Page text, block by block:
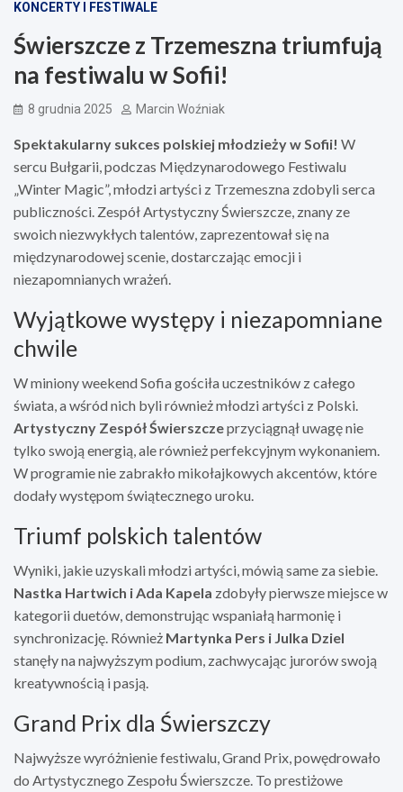
KONCERTY I FESTIWALE
Świerszcze z Trzemeszna triumfują
na festiwalu w Sofii!
8 grudnia 2025 Marcin Woźniak
Spektakularny sukces polskiej młodzieży w Sofii! W
sercu Bułgarii, podczas Międzynarodowego Festiwalu
„Winter Magic”, młodzi artyści z Trzemeszna zdobyli serca
publiczności. Zespół Artystyczny Świerszcze, znany ze
swoich niezwykłych talentów, zaprezentował się na
międzynarodowej scenie, dostarczając emocji i
niezapomnianych wrażeń.
Wyjątkowe występy i niezapomniane
chwile
W miniony weekend Sofia gościła uczestników z całego
świata, a wśród nich byli również młodzi artyści z Polski.
Artystyczny Zespół Świerszczeprzyciągnął uwagę nie
tylko swoją energią, ale również perfekcyjnym wykonaniem.
W programie nie zabrakło mikołajkowych akcentów, które
dodały występom świątecznego uroku.
Triumf polskich talentów
Wyniki, jakie uzyskali młodzi artyści, mówią same za siebie.
Nastka Hartwich i Ada Kapela zdobyły pierwsze miejsce w
kategorii duetów, demonstrując wspaniałą harmonię i
synchronizację. Również Martynka Pers i Julka Dziel
stanęły na najwyższym podium, zachwycając jurorów swoją
kreatywnością i pasją.
Grand Prix dla Świerszczy
Najwyższe wyróżnienie festiwalu, Grand Prix, powędrowało
do Artystycznego Zespołu Świerszcze. To prestiżowe